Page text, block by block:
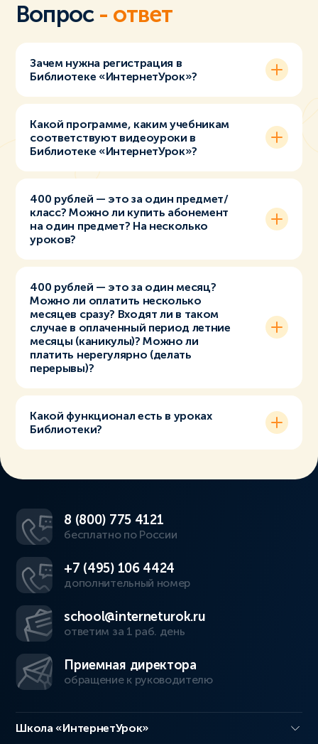
Вопрос - ответ
Зачем нужна регистрация в
Библиотеке «ИнтернетУрок»?
Какой программе, каким учебникам
соответствуют видеоуроки в
Библиотеке «ИнтернетУрок»?
400 рублей — это за один предмет/
класс? Можно ли купить абонемент
на один предмет? На несколько
уроков?
400 рублей — это за один месяц?
Можно ли оплатить несколько
месяцев сразу? Входят ли в таком
случае в оплаченный период летние
месяцы (каникулы)? Можно ли
платить нерегулярно (делать
перерывы)?
Какой функционал есть в уроках
Библиотеки?
8 (800) 775 4121
бесплатно по России
+7 (495) 106 4424
дополнительный номер
school@interneturok.ru
ответим за 1 раб. день
Приемная директора
обращение к руководителю
Школа «ИнтернетУрок»